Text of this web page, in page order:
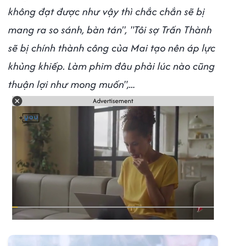
không đạt được như vậy thì chắc chắn sẽ bị
mang ra so sánh, bàn tán", "Tôi sợ Trấn Thành
sẽ bị chính thành công của Mai tạo nên áp lực
khủng khiếp. Làm phim đâu phải lúc nào cũng
thuận lợi như mong muốn",...
Advertisement